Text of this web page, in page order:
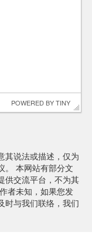
POWERED BY TINY
其说法或描述，仅为
。 本网站有部分文
供交流平台，不为其
者未知，如果您发
时与我们联络，我们